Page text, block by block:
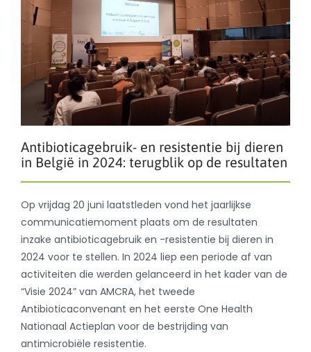
Antibioticagebruik- en resistentie bij dieren
in België in 2024: terugblik op de resultaten
Op vrijdag 20 juni laatstleden vond het jaarlijkse
communicatiemoment plaats om de resultaten
inzake antibioticagebruik en -resistentie bij dieren in
2024 voor te stellen. In 2024 liep een periode af van
activiteiten die werden gelanceerd in het kader van de
“Visie 2024” van AMCRA, het tweede
Antibioticaconvenant en het eerste One Health
Nationaal Actieplan voor de bestrijding van
antimicrobiële resistentie.